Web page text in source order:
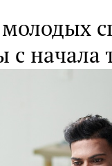
с начала